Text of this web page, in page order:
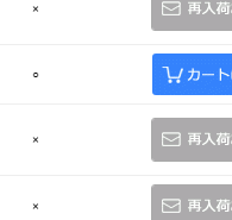
×
○
×
×